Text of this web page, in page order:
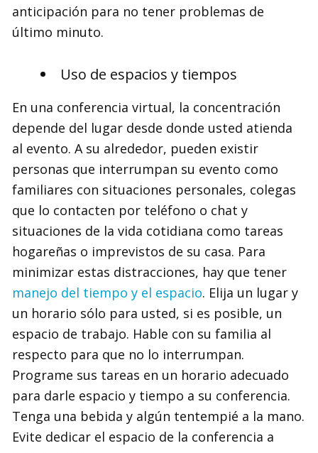
anticipación para no tener problemas de
último minuto.
Uso de espacios y tiempos
En una conferencia virtual, la concentración
depende del lugar desde donde usted atienda
al evento. A su alrededor, pueden existir
personas que interrumpan su evento como
familiares con situaciones personales, colegas
que lo contacten por teléfono o chat y
situaciones de la vida cotidiana como tareas
hogareñas o imprevistos de su casa. Para
minimizar estas distracciones, hay que tener
manejo del tiempo y el espacio. Elija un lugar y
un horario sólo para usted, si es posible, un
espacio de trabajo. Hable con su familia al
respecto para que no lo interrumpan.
Programe sus tareas en un horario adecuado
para darle espacio y tiempo a su conferencia.
Tenga una bebida y algún tentempié a la mano.
Evite dedicar el espacio de la conferencia a